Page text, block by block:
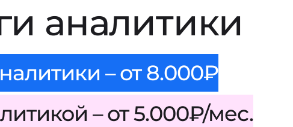
аналитики
– от 8.000₽
– от 5.000₽/мес.